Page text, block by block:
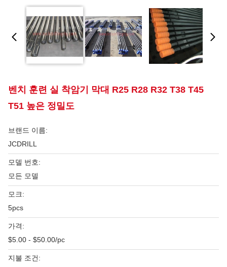
벤치 훈련 실 착암기 막대 R25 R28 R32 T38 T45
T51 높은 정밀도
브랜드 이름:
JCDRILL
모델 번호:
모든 모델
모크:
5pcs
가격:
$5.00 - $50.00/pc
지불 조건: